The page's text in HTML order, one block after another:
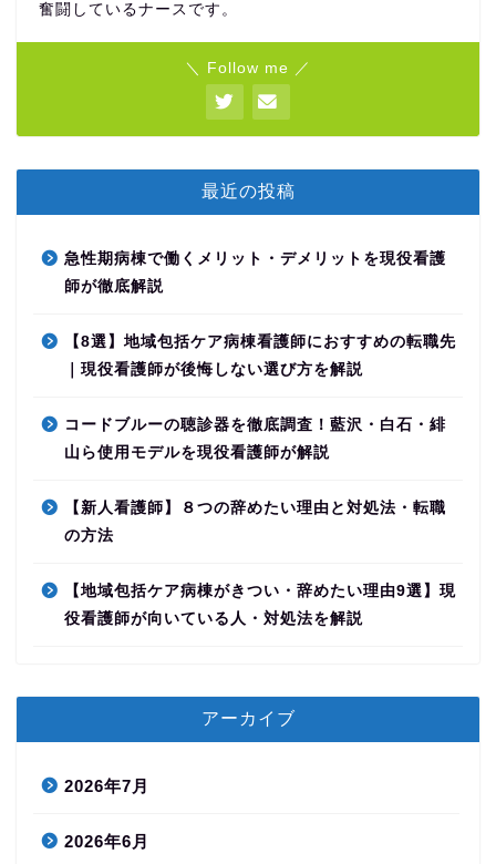
奮闘しているナースです。
＼ Follow me ／
最近の投稿
急性期病棟で働くメリット・デメリットを現役看護
師が徹底解説
【8選】地域包括ケア病棟看護師におすすめの転職先
｜現役看護師が後悔しない選び方を解説
コードブルーの聴診器を徹底調査！藍沢・白石・緋
山ら使用モデルを現役看護師が解説
【新人看護師】８つの辞めたい理由と対処法・転職
の方法
【地域包括ケア病棟がきつい・辞めたい理由9選】現
役看護師が向いている人・対処法を解説
アーカイブ
2026年7月
2026年6月